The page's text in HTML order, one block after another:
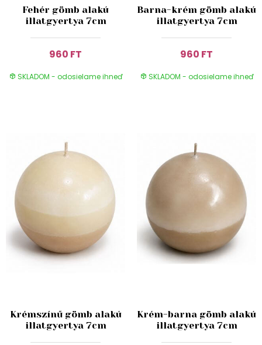
Fehér gömb alakú
illatgyertya 7cm
960 FT
SKLADOM - odosielame ihneď
Barna-krém gömb alakú
illatgyertya 7cm
960 FT
SKLADOM - odosielame ihneď
Krémszínű gömb alakú
illatgyertya 7cm
Krém-barna gömb alakú
illatgyertya 7cm